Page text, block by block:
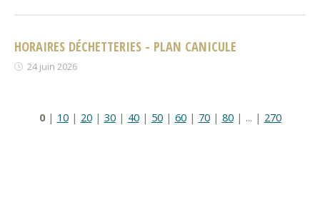
HORAIRES DÉCHETTERIES - PLAN CANICULE
24 juin 2026
0| 10| 20| 30| 40| 50| 60| 70| 80| ... | 270